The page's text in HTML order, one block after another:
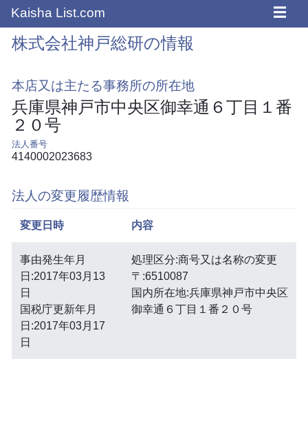
Kaisha List.com ☰
株式会社神戸総研の情報
本店又は主たる事務所の所在地
兵庫県神戸市中央区御幸通６丁目１番
２０号
法人番号
4140002023683
法人の変更履歴情報
変更日時 内容
事由発生年月
日:2017年03月13
日
国税庁更新年月
日:2017年03月17
日
処理区分:商号又は名称の変更
〒:6510087
国内所在地:兵庫県神戸市中央区
御幸通６丁目１番２０号